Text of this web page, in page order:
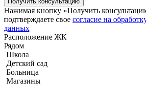
Нажимая кнопку «Получить
подтверждаете свое согласие на
данных
Расположение ЖК
Квартира с 2-мя спальнями 67м2 в
Рядом
Школа
Детский сад
Больница
Магазины